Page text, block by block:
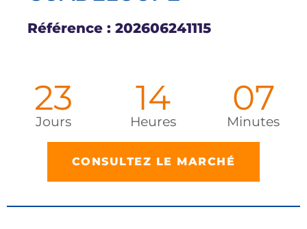
Référence : 202606241115
23
Jours
14
Heures
06
Minutes
CONSULTEZ LE MARCHÉ